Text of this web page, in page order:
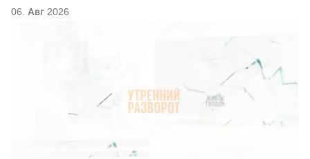
06. Авг 2026